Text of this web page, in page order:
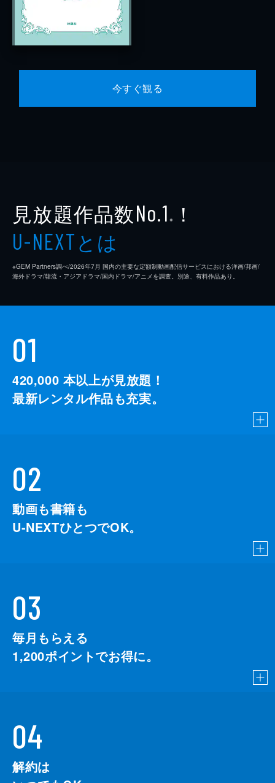
今すぐ観る
見放題作品数No.1 ※ ！
U-NEXTとは
※GEM Partners調べ/2026年7⽉ 国内の主要な定額制動画配信サービスにおける洋画/邦画/
海外ドラマ/韓流・アジアドラマ/国内ドラマ/アニメを調査。別途、有料作品あり。
01
420,000 本以上が見放題！
最新レンタル作品も充実。
02
動画も書籍も
U-NEXTひとつでOK。
03
毎月もらえる
1,200ポイントでお得に。
04
解約は